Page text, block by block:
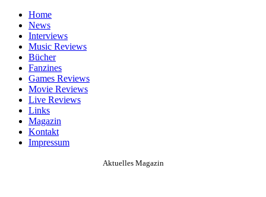
Home
News
Interviews
Music Reviews
Bücher
Fanzines
Games Reviews
Movie Reviews
Live Reviews
Links
Magazin
Kontakt
Impressum
Aktuelles Magazin